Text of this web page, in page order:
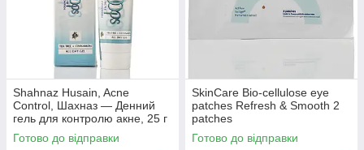
Shahnaz Husain, Acne
Control, Шахназ — Денний
гель для контролю акне, 25 г
Готово до відправки
SkinCare Bio-cellulose eye
patches Refresh & Smooth 2
patches
Готово до відправки